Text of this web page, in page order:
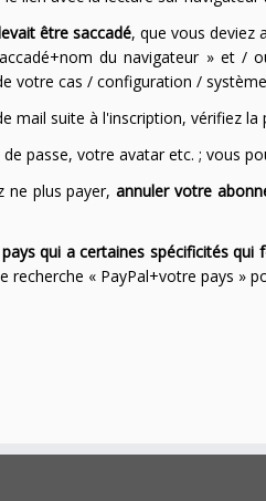
être saccadé, que vous deviez
du navigateur » et
votre cas / configuration /
mail suite à l'inscription, vérifiez
passe, votre avatar etc. ; vous
ne plus payer,annuler votre
qui a certaines spécificités
recherche « PayPal+votre pays »